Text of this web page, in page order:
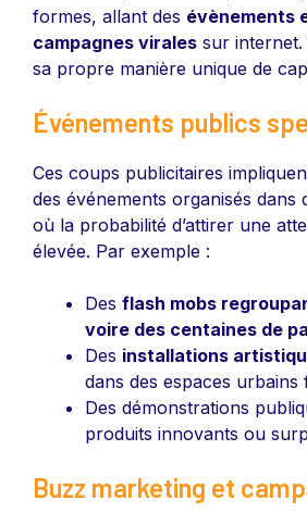
formes, allant des évènements
campagnes virales sur
sa propre manière unique de
Événements publics
Ces coups publicitaires
des événements organisés dans
où la probabilité d’attirer une
élevée. Par exemple :
Des flash mobs
voire des centaines de
Des installations
dans des espaces urbains
Des démonstrations
produits innovants ou
Buzz marketing et